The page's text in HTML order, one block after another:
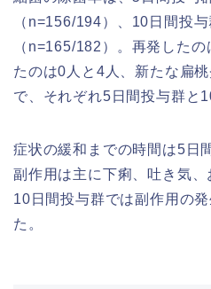
（n=156/194）、10日間投
（n=165/182）。再発した
たのは0人と4人、新たな扁
で、それぞれ5日間投与群と
症状の緩和までの時間は5日
副作用は主に下痢、吐き気、
10日間投与群では副作用の
た。